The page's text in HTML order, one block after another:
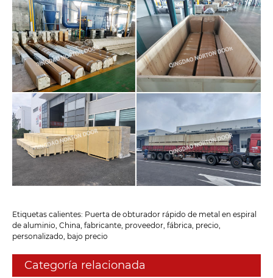
Etiquetas calientes: Puerta de obturador rápido de metal en espiral
de aluminio, China, fabricante, proveedor, fábrica, precio,
personalizado, bajo precio
Categoría relacionada